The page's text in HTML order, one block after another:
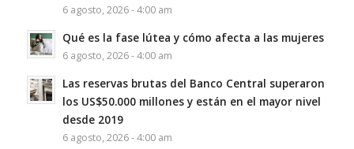
6 agosto, 2026 - 4:00 am
Qué es la fase lútea y cómo afecta a las mujeres
6 agosto, 2026 - 4:00 am
Las reservas brutas del Banco Central superaron
los US$50.000 millones y están en el mayor nivel
desde 2019
6 agosto, 2026 - 4:00 am